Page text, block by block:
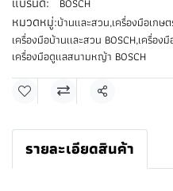
หมวดหมู่:บ้านและสวน,เครื่องมือเกษ
เครื่องมือบ้านเเละสวน BOSCH,เครื่อง
เครื่องมือดูแลสนามหญ้า BOSCH
แชร์
รายละเอียดสินค้า